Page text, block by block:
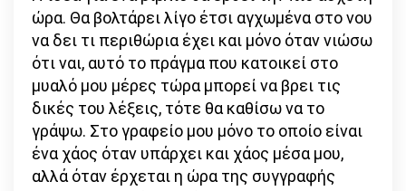
ώρα. Θα βολτάρει λίγο έτσι αγχωμένα στο νου
να δει τι περιθώρια έχει και μόνο όταν νιώσω
ότι ναι, αυτό το πράγμα που κατοικεί στο
μυαλό μου μέρες τώρα μπορεί να βρει τις
δικές του λέξεις, τότε θα καθίσω να το
γράψω. Στο γραφείο μου μόνο το οποίο είναι
ένα χάος όταν υπάρχει και χάος μέσα μου,
αλλά όταν έρχεται η ώρα της συγγραφής